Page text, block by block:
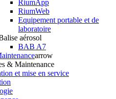
RiumApp
RiumWeb
Equipement portable et de
laboratoire
aérosol
BAB A7
arrow
& Maintenance
et mise en service